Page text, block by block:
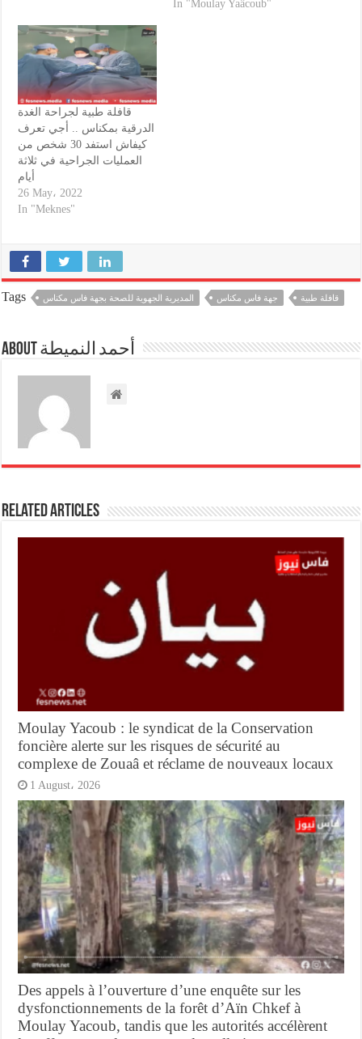
In "Moulay Yaâcoub"
قافلة طبية لجراحة الغدة
الدرقية بمكناس .. أجي تعرف
كيفاش استفد 30 شخص من
العمليات الجراحية في ثلاثة
أيام
26 May، 2022
In "Meknes"
Tags المديرية الجهوية للصحة بجهة فاس مكناس جهة فاس مكناس قافلة طبية
About أحمد النميطة
Related Articles
Moulay Yacoub : le syndicat de la Conservation
foncière alerte sur les risques de sécurité au
complexe de Zouaâ et réclame de nouveaux locaux
1 August، 2026
Des appels à l’ouverture d’une enquête sur les
dysfonctionnements de la forêt d’Aïn Chkef à
Moulay Yacoub, tandis que les autorités accélèrent